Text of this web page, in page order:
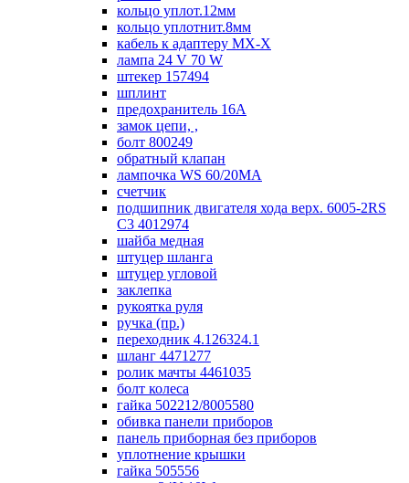
кольцо уплот.12мм
кольцо уплотнит.8мм
кабель к адаптеру МХ-Х
лампа 24 V 70 W
штекер 157494
шплинт
предохранитель 16А
замок цепи, ,
болт 800249
обратный клапан
лампочка WS 60/20МА
счетчик
подшипник двигателя хода верх. 6005-2RS
C3 4012974
шайба медная
штуцер шланга
штуцер угловой
заклепка
рукоятка руля
ручка (пр.)
переходник 4.126324.1
шланг 4471277
ролик мачты 4461035
болт колеса
гайка 502212/8005580
обивка панели приборов
панель приборная без приборов
уплотнение крышки
гайка 505556